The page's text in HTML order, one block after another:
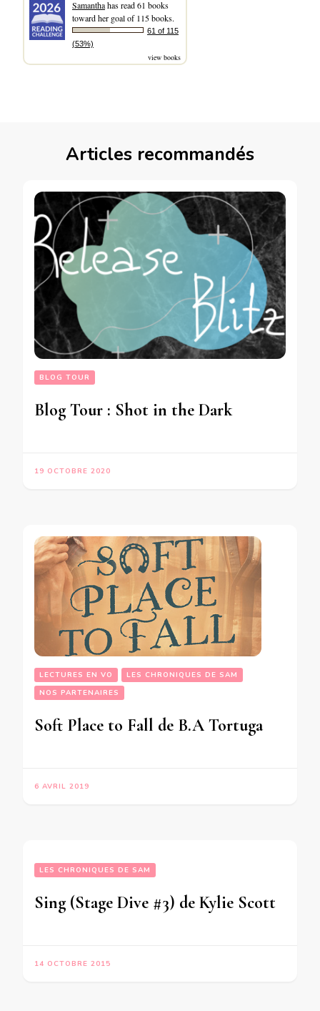
Samanthahas read 61 books
toward her goal of 115 books.
61 of 115
(53%)
view books
Articles recommandés
BLOG TOUR
Blog Tour : Shot in the Dark
19 OCTOBRE 2020
LECTURES EN VO
LES CHRONIQUES DE SAM
NOS PARTENAIRES
Soft Place to Fall de B.A Tortuga
6 AVRIL 2019
LES CHRONIQUES DE SAM
Sing (Stage Dive #3) de Kylie Scott
14 OCTOBRE 2015